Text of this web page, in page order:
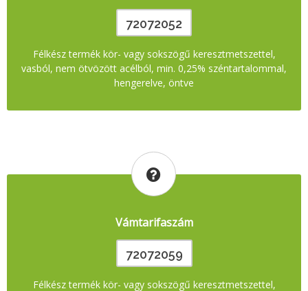
72072052
Félkész termék kör- vagy sokszögű keresztmetszettel,
vasból, nem ötvözött acélból, min. 0,25% széntartalommal,
hengerelve, öntve
Vámtarifaszám
72072059
Félkész termék kör- vagy sokszögű keresztmetszettel,